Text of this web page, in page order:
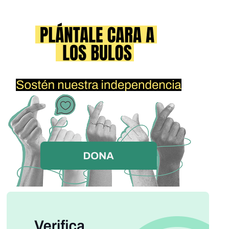
eléctrico se interrumpirá de forma generalizada y durante
largos períodos. La generación se limitará exclusivamente a
hospitales, instalaciones médicas y puntos estratégicos de
seguridad. Los hogares deben prepararse para estar sin
locales no dependientes de combustible. 3. EL AGUA: El
bombeo de agua potable cesará o se verá severamente
limitado. Es crucial que almacenen agua en todos los
recipientes disponibles (bañeras, cubos, tanques) antes de
que el sistema colapse por completo. 4. LOS ALIMENTOS:
El sistema de racionamiento se endurecerá al máximo. La
distribución de alimentos se priorizará para sectores
estratégicos (hospitales, escuelas internas, centros de
producción priorizada). Las cadenas de frío se perderán.
Recomendamos a las familias hacer inventario de sus
reservas domésticas y racionar su consumo desde ya. 5.
LAS COMUNICACIONES: Las redes de telefonía fija y móvil,
Aprovechen las próximas horas para comunicar a sus